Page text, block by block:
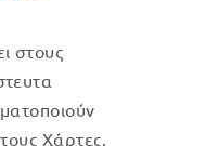
στους
Χάρτες,